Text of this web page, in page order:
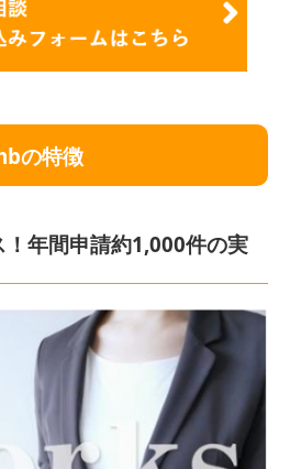
の特徴
年間申請約1,000件の実